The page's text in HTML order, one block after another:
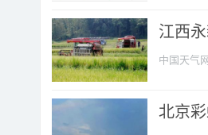
江西
中国天气网
北京